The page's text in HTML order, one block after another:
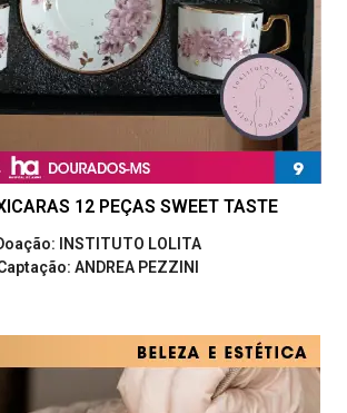
12 PEÇAS SWEET TASTE
INSTITUTO LOLITA
ANDREA PEZZINI